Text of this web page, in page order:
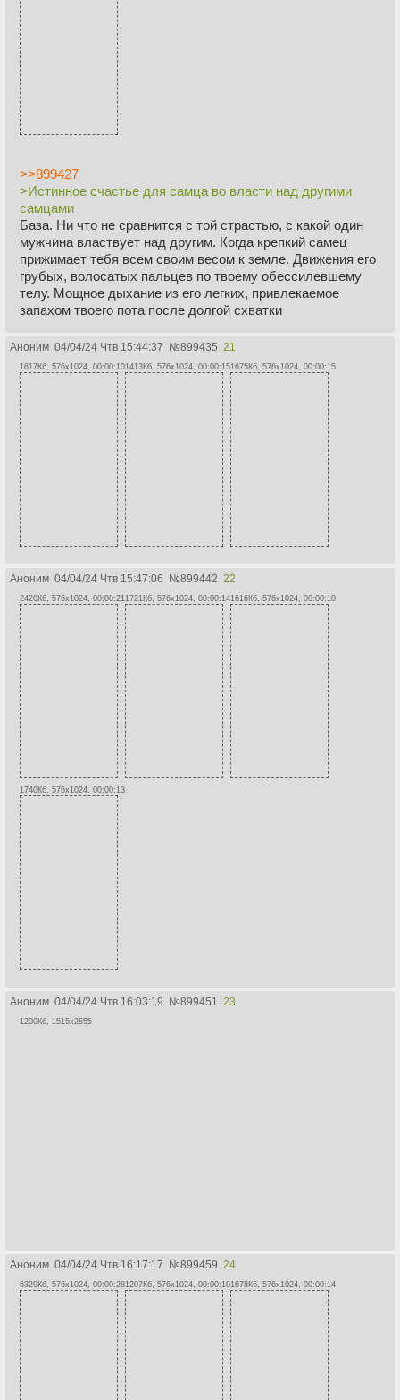
>>899427
>Истинное счастье для самца во власти над другими
самцами
База. Ни что не сравнится с той страстью, с какой один
мужчина властвует над другим. Когда крепкий самец
прижимает тебя всем своим весом к земле. Движения его
грубых, волосатых пальцев по твоему обессилевшему
телу. Мощное дыхание из его легких, привлекаемое
запахом твоего пота после долгой схватки
Аноним 04/04/24 Чтв 15:44:37 №899435 21
1617Кб, 576x1024, 00:00:101413Кб, 576x1024, 00:00:151675Кб, 576x1024, 00:00:15
Аноним 04/04/24 Чтв 15:47:06 №899442 22
2420Кб, 576x1024, 00:00:21 1721Кб, 576x1024, 00:00:141616Кб, 576x1024, 00:00:10
1740Кб, 576x1024, 00:00:13
Аноним 04/04/24 Чтв 16:03:19 №899451 23
1200Кб, 1515x2855
Аноним 04/04/24 Чтв 16:17:17 №899459 24
6329Кб, 576x1024, 00:00:281207Кб, 576x1024, 00:00:101678Кб, 576x1024, 00:00:14